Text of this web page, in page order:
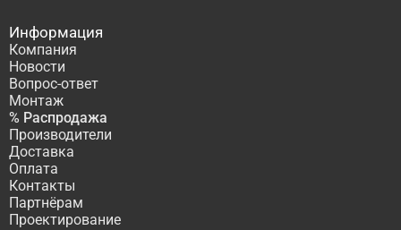
Информация
Компания
Новости
Вопрос-ответ
Монтаж
% Распродажа
Производители
Доставка
Оплата
Контакты
Партнёрам
Проектирование